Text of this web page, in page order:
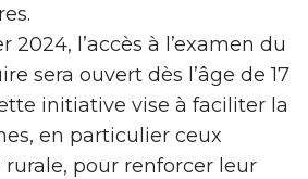
2024, l’accès à l’examen du
sera ouvert dès l’âge de 17
initiative vise à faciliter la
en particulier ceux
pour renforcer leur